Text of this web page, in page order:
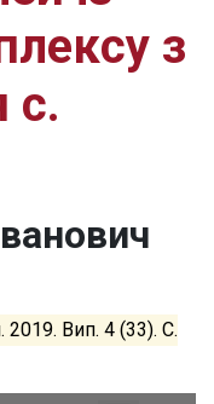
з
с.
2019. Вип. 4 (33). С.